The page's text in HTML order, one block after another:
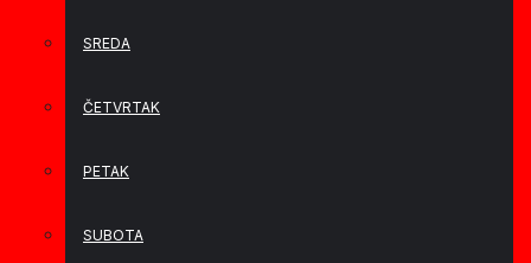
SREDA
ČETVRTAK
PETAK
SUBOTA